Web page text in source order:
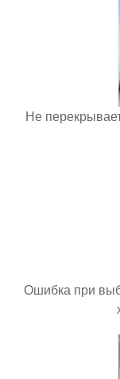
Не
Ошибка при